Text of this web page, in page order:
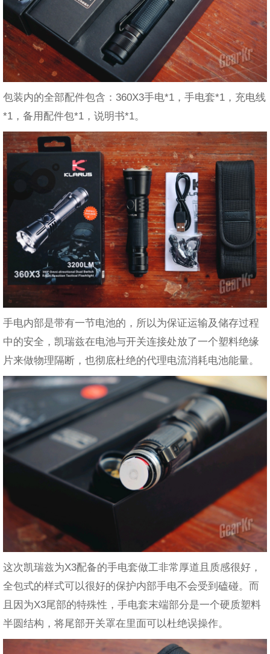
包装内的全部配件包含：360X3手电*1，手电套*1，充电线
*1，备用配件包*1，说明书*1。
手电内部是带有一节电池的，所以为保证运输及储存过程
中的安全，凯瑞兹在电池与开关连接处放了一个塑料绝缘
片来做物理隔断，也彻底杜绝的代理电流消耗电池能量。
这次凯瑞兹为X3配备的手电套做工非常厚道且质感很好，
全包式的样式可以很好的保护内部手电不会受到磕碰。而
且因为X3尾部的特殊性，手电套末端部分是一个硬质塑料
半圆结构，将尾部开关罩在里面可以杜绝误操作。